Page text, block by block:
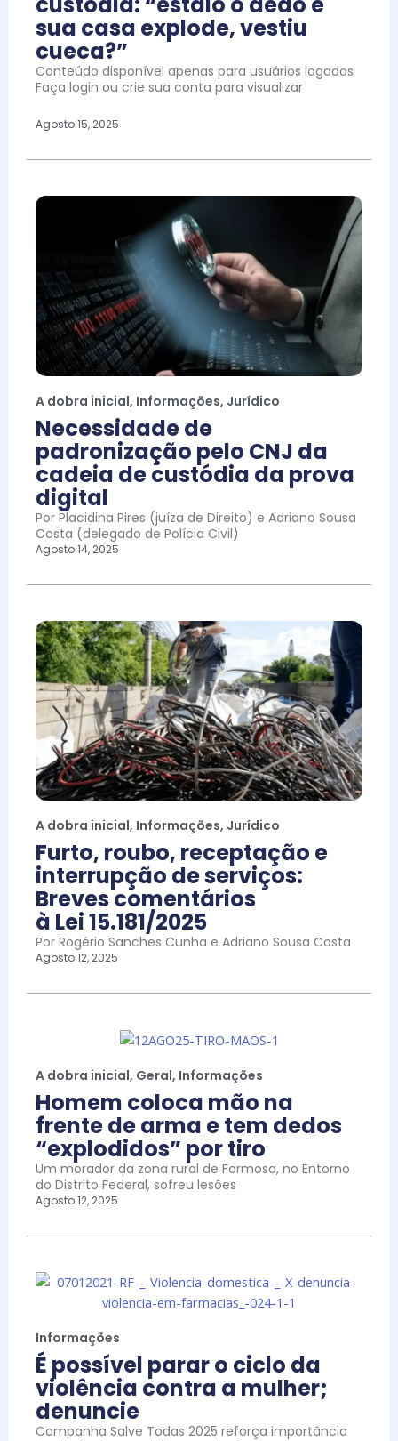
sua casa explode, vestiu
cueca?”
Conteúdo disponível apenas para usuários logados
Faça login ou crie sua conta para visualizar
Agosto 15, 2025
A dobra inicial, Informações, Jurídico
Necessidade de
padronização pelo CNJ da
cadeia de custódia da prova
digital
Por Placidina Pires (juíza de Direito) e Adriano Sousa
Costa (delegado de Polícia Civil)
Agosto 14, 2025
A dobra inicial, Informações, Jurídico
Furto, roubo, receptação e
interrupção de serviços:
Breves comentários
à Lei 15.181/2025
Por Rogério Sanches Cunha e Adriano Sousa Costa
Agosto 12, 2025
A dobra inicial, Geral, Informações
Homem coloca mão na
frente de arma e tem dedos
“explodidos” por tiro
Um morador da zona rural de Formosa, no Entorno
do Distrito Federal, sofreu lesões
Agosto 12, 2025
Informações
É possível parar o ciclo da
violência contra a mulher;
denuncie
Campanha Salve Todas 2025 reforça importância